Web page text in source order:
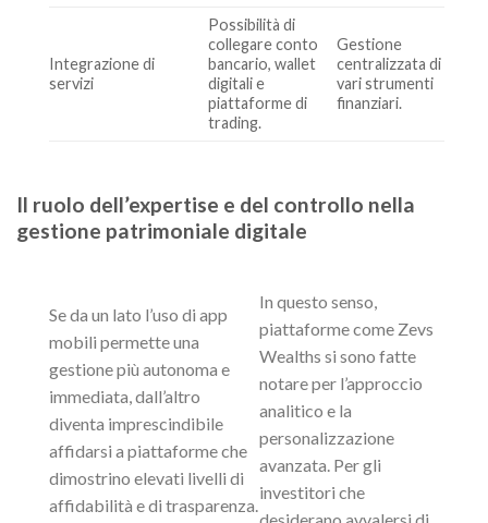
Integrazione di
servizi
Possibilità di
collegare conto
bancario, wallet
digitali e
piattaforme di
trading.
Gestione
centralizzata di
vari strumenti
finanziari.
Il ruolo dell’expertise e del controllo nella
gestione patrimoniale digitale
Se da un lato l’uso di app
mobili permette una
gestione più autonoma e
immediata, dall’altro
diventa imprescindibile
affidarsi a piattaforme che
dimostrino elevati livelli di
affidabilità e di trasparenza.
In questo senso,
piattaforme come Zevs
Wealths si sono fatte
notare per l’approccio
analitico e la
personalizzazione
avanzata. Per gli
investitori che